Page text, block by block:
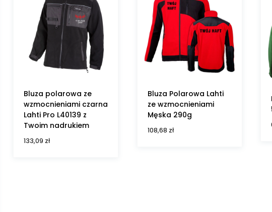
Bluza polarowa ze
wzmocnieniami czarna
Lahti Pro L40139 z
Twoim nadrukiem
133,09 zł
Bluza Polarowa Lahti
ze wzmocnieniami
Męska 290g
108,68 zł